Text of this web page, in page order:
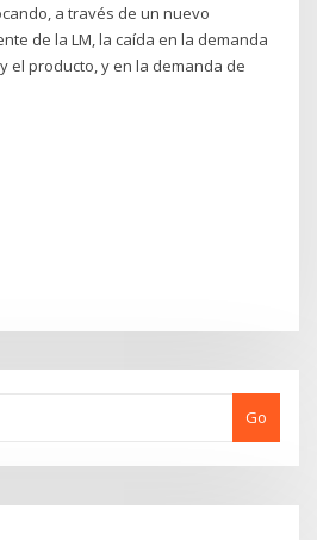
a través de un nuevo
de la LM, la caída en la demanda
el producto, y en la demanda de
Go